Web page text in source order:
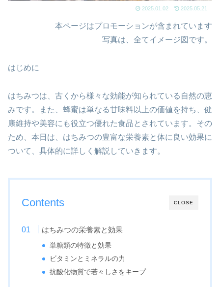
2025.01.02 2025.05.21
本ページはプロモーションが含まれています
写真は、全てイメージ図です。
はじめに
はちみつは、古くから様々な効能が知られている自然の恵
みです。また、蜂蜜は単なる甘味料以上の価値を持ち、健
康維持や美容にも役立つ優れた食品とされています。その
ため、本日は、はちみつの豊富な栄養素と体に良い効果に
ついて、具体的に詳しく解説していきます。
CLOSE
Contents
はちみつの栄養素と効果
単糖類の特徴と効果
ビタミンとミネラルの力
抗酸化物質で若々しさをキープ